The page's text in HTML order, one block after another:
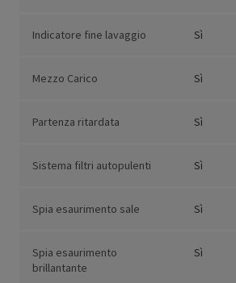
Indicatore fine lavaggio Sì
Mezzo Carico Sì
Partenza ritardata Sì
Sistema filtri autopulenti Sì
Spia esaurimento sale Sì
Spia esaurimento
brillantante
Sì